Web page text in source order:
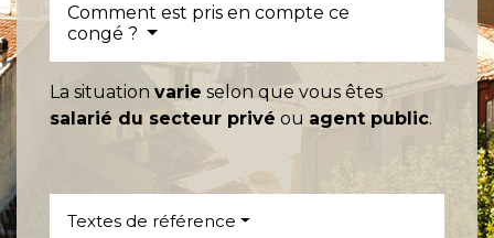
Comment est pris en compte ce
congé ?
La situation varie selon que vous êtes
salarié du secteur privé ou agent public.
Textes de référence